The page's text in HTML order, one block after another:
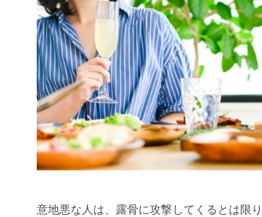
意地悪な人は、露骨に攻撃してくるとは限